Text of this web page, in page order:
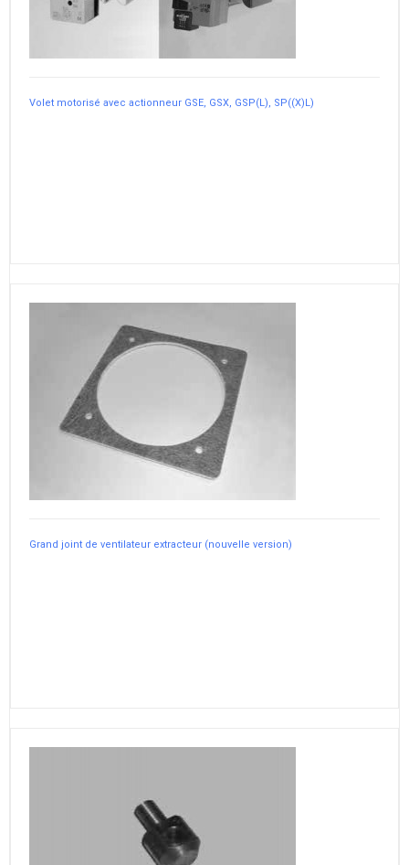
Volet motorisé avec actionneur GSE, GSX, GSP(L), SP((X)L)
Grand joint de ventilateur extracteur (nouvelle version)